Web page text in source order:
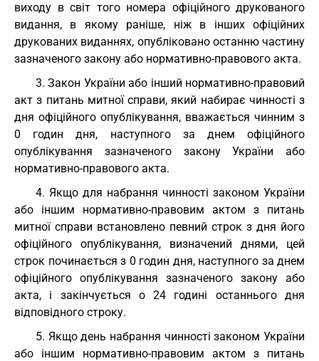
виходу в світ того номера офіційного друкованого
видання, в якому раніше, ніж в інших офіційних
друкованих виданнях, опубліковано останню частину
зазначеного закону або нормативно-правового акта.
3. Закон України або інший нормативно-правовий
акт з питань митної справи, який набирає чинності з
дня офіційного опублікування, вважається чинним з
0 годин дня, наступного за днем офіційного
опублікування зазначеного закону України або
нормативно-правового акта.
4. Якщо для набрання чинності законом України
або іншим нормативно-правовим актом з питань
митної справи встановлено певний строк з дня його
офіційного опублікування, визначений днями, цей
строк починається з 0 годин дня, наступного за днем
офіційного опублікування зазначеного закону або
акта, і закінчується о 24 годині останнього дня
відповідного строку.
5. Якщо день набрання чинності законом України
або іншим нормативно-правовим актом з питань